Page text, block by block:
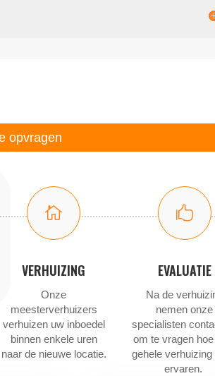
opvragen

VERHUIZING
Onze
meesterverhuizers
verhuizen uw inboedel
binnen enkele uren
naar de nieuwe locatie.

EVALUATIE
Na de
nemen onze
specialisten
om te vragen
gehele verhuizing
ervaren.